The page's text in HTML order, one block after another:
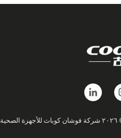
حقوق الطبع والنشر © ٢٠٢٦ شركة فوشان كوباث للأجهزة الصحية